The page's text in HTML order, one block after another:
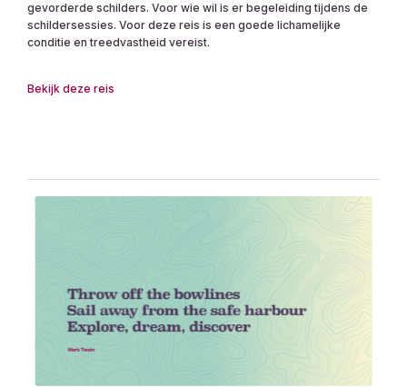
gevorderde schilders. Voor wie wil is er begeleiding tijdens de
schildersessies. Voor deze reis is een goede lichamelijke
conditie en treedvastheid vereist.
Bekijk deze reis